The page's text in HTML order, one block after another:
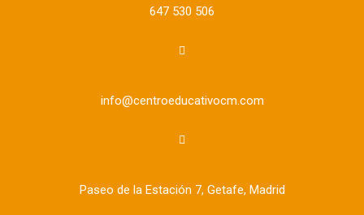
647 530 506
info@centroeducativocm.com
Paseo de la Estación 7, Getafe, Madrid